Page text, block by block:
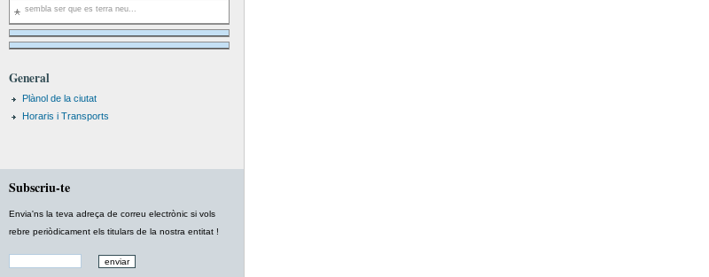
sembla ser que es terra neu...
General
Plànol de la ciutat
Horaris i Transports
Subscriu-te
Envia'ns la teva adreça de correu electrònic si vols
rebre periòdicament els titulars de la nostra entitat !